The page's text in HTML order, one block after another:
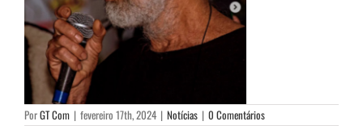
PorGT Com | fevereiro 17th, 2024 | Notícias | 0 Comentários